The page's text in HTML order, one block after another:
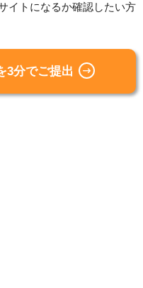
イトになるか確認したい方
3分でご提出